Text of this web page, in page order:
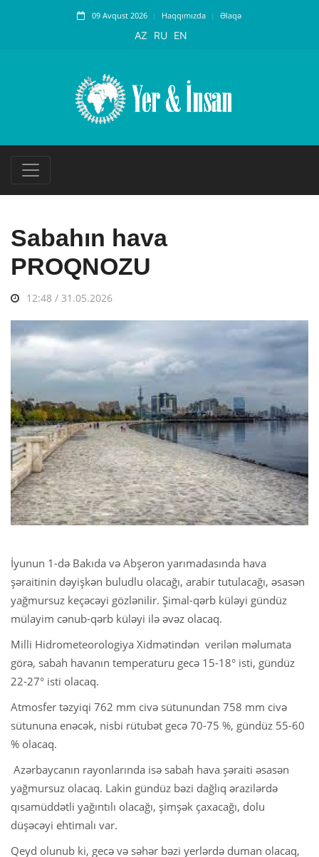
09 Avqust 2026 Haqqımızda Əlaqə
AZ RU EN
Sabahın hava
PROQNOZU
12:48 / 31.05.2026
İyunun 1-də Bakıda və Abşeron yarımadasında hava
şəraitinin dəyişkən buludlu olacağı, arabir tutulacağı, əsasən
yağmursuz keçəcəyi gözlənilir. Şimal-qərb küləyi gündüz
mülayim cənub-qərb küləyi ilə əvəz olacaq.
Milli Hidrometeorologiya Xidmətindən verilən məlumata
görə, sabah havanın temperaturu gecə 15-18° isti, gündüz
22-27° isti olacaq.
Atmosfer təzyiqi 762 mm civə sütunundan 758 mm civə
sütununa enəcək, nisbi rütubət gecə 70-75 %, gündüz 55-60
% olacaq.
Azərbaycanın rayonlarında isə sabah hava şəraiti əsasən
yağmursuz olacaq. Lakin gündüz bəzi dağlıq ərazilərdə
qısamüddətli yağıntılı olacağı, şimşək çaxacağı, dolu
düşəcəyi ehtimalı var.
Qeyd olunub ki, gecə və səhər bəzi yerlərdə duman olacaq,